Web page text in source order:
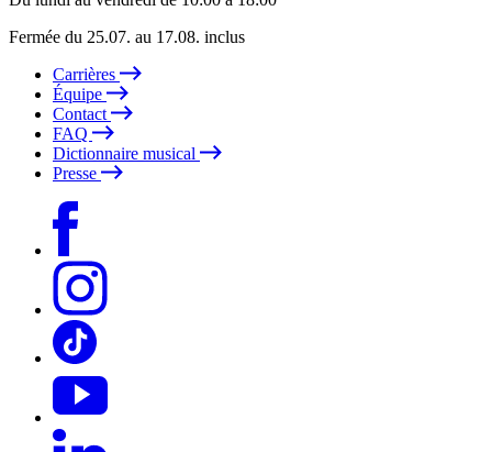
Fermée du 25.07. au 17.08. inclus
Carrières
Équipe
Contact
FAQ
Dictionnaire musical
Presse